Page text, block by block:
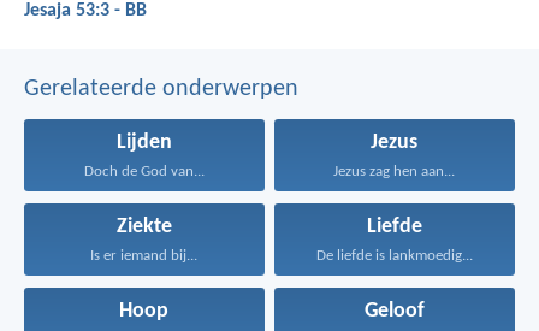
Jesaja 53:3 - BB
Gerelateerde onderwerpen
Lijden
Doch de God van...
Jezus
Jezus zag hen aan...
Ziekte
Is er iemand bij...
Liefde
De liefde is lankmoedig...
Hoop Geloof